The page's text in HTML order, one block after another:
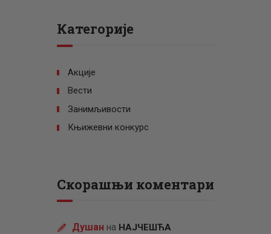
Категорије
Акције
Вести
Занимљивости
Књижевни конкурс
Скорашњи коментари
Душан на НАЈЧЕШЋА